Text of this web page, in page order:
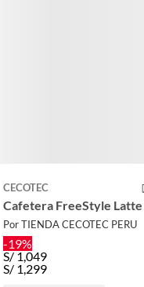
CECOTEC
Cafetera FreeStyle Latte
Por TIENDA CECOTEC PERU
-19%
S/1,049
S/ 1,299